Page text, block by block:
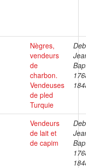
Nègres,
vendeurs
de
charbon.
Vendeuses
de pled
Turquie
Vendeurs
de lait et
de capim